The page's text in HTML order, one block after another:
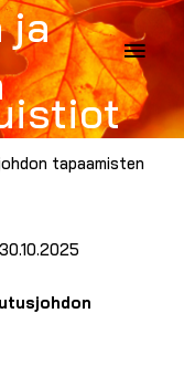
ja
tapaamisten